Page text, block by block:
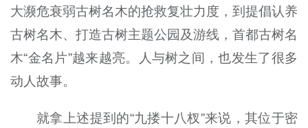
大濒危衰弱古树名木的抢救复壮力度，到提倡认养
古树名木、打造古树主题公园及游线，首都古树名
木“金名片”越来越亮。人与树之间，也发生了很多
动人故事。
就拿上述提到的“九搂十八杈”来说，其位于密